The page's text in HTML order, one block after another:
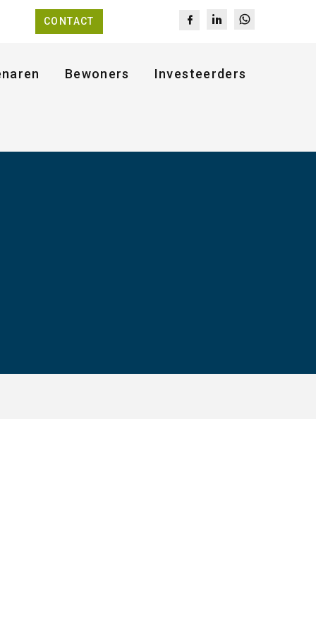
CONTACT
Bewoners Investeerders